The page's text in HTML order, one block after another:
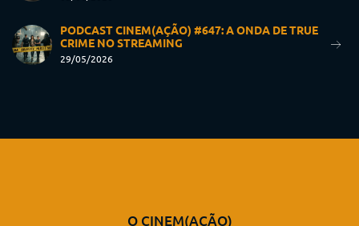
PODCAST CINEM(AÇÃO) #647: A ONDA DE TRUE
CRIME NO STREAMING
29/05/2026
O CINEM(AÇÃO)